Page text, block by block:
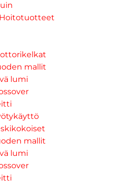
mallit
lumi
mallit
lumi